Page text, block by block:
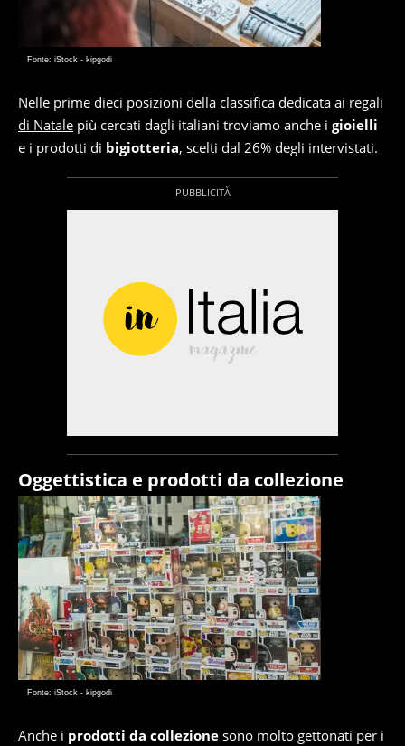
Fonte: iStock - kipgodi
Nelle prime dieci posizioni della classifica dedicata ai regali
di Natale più cercati dagli italiani troviamo anche i gioielli
e i prodotti di bigiotteria, scelti dal 26% degli intervistati.
Oggettistica e prodotti da collezione
Fonte: iStock - kipgodi
Anche i prodotti da collezione sono molto gettonati per i